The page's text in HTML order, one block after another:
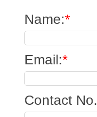
Name:*
Email:*
Contact No.